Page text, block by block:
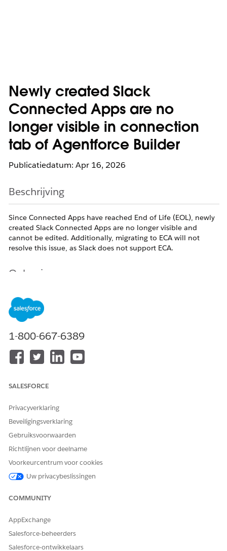
Newly created Slack
Connected Apps are no
longer visible in connection
tab of Agentforce Builder
Publicatiedatum: Apr 16, 2026
Beschrijving
Since Connected Apps have reached End of Life (EOL), newly
created Slack Connected Apps are no longer visible and
cannot be edited. Additionally, migrating to ECA will not
resolve this issue, as Slack does not support ECA.
Oplossing
As a workaround, agents must be migrated from the Legacy
Agent Builder to the NGA Builder, and the new Slack
connection should be used.
Knowledge-artikelnummer
005318697
HEEFT DIT ARTIKEL UW PROBLEEM OPGELOST?
Laat ons weten wat we kunnen doen om te verbeteren!
1-800-667-6389
SALESFORCE
Privacyverklaring
Beveiligingsverklaring
Gebruiksvoorwaarden
Richtlijnen voor deelname
Voorkeurcentrum voor cookies
Uw privacybeslissingen
COMMUNITY
AppExchange
Salesforce-beheerders
Salesforce-ontwikkelaars